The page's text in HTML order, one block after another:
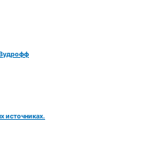
Вудрофф
источниках.